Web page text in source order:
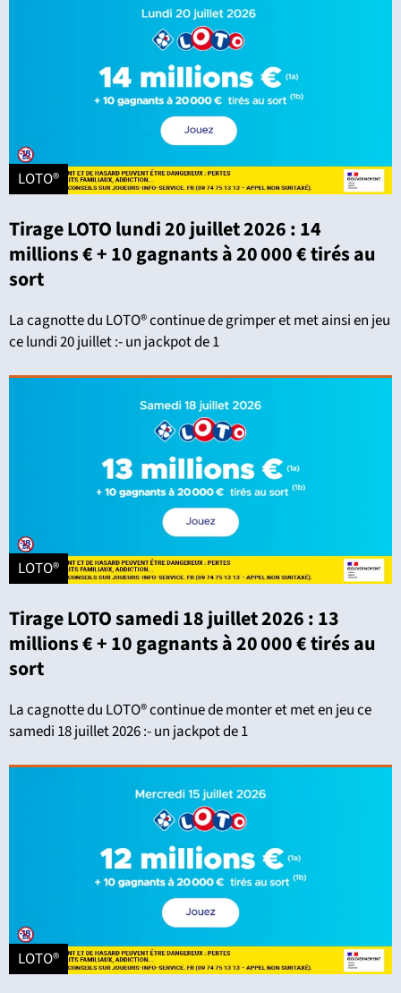
LOTO®
Tirage LOTO lundi 20 juillet 2026 : 14
millions € + 10 gagnants à 20 000 € tirés au
sort
La cagnotte du LOTO® continue de grimper et met ainsi en jeu
ce lundi 20 juillet :- un jackpot de 1
LOTO®
Tirage LOTO samedi 18 juillet 2026 : 13
millions € + 10 gagnants à 20 000 € tirés au
sort
La cagnotte du LOTO® continue de monter et met en jeu ce
samedi 18 juillet 2026 :- un jackpot de 1
LOTO®